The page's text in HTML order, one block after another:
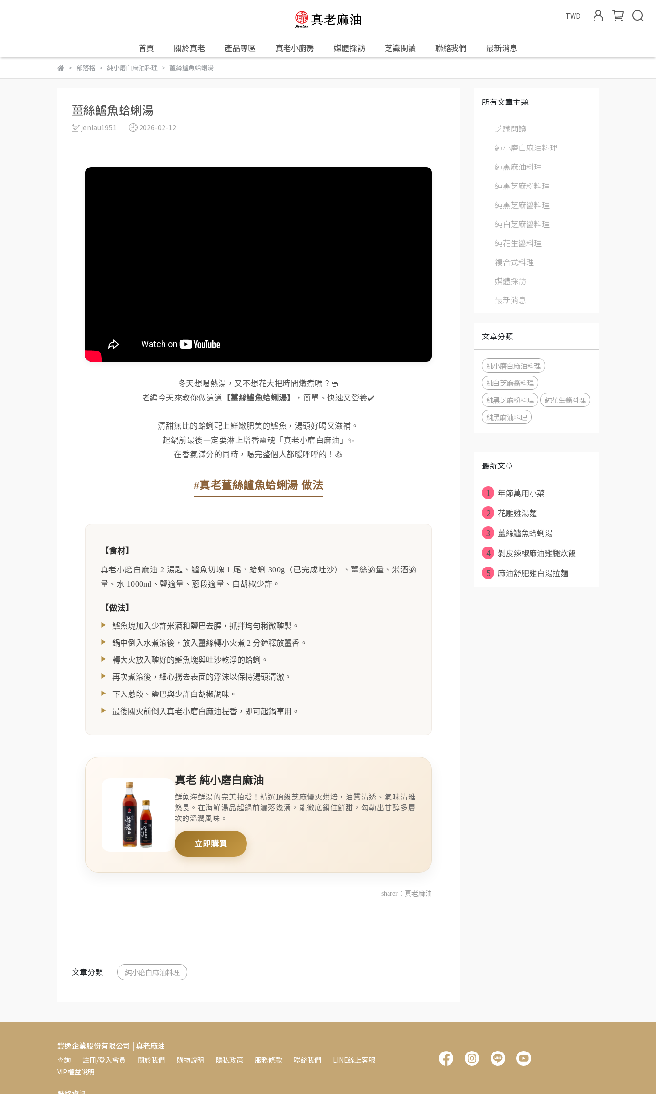
TWD
首頁 關於真老 產品專區 真老小廚房 媒體採訪 芝識閱讀 聯絡我們 最新消息
部落格 純小磨白麻油料理 薑絲鱸魚蛤蜊湯
薑絲鱸魚蛤蜊湯
jenlau1951 2026-02-12
冬天想喝熱湯，又不想花大把時間燉煮嗎？🥣
老編今天來教你做這道 【薑絲鱸魚蛤蜊湯】 ，簡單、快速又營養✔️
清甜無比的蛤蜊配上鮮嫩肥美的鱸魚，湯頭好喝又滋補。
起鍋前最後一定要淋上增香靈魂「真老小磨白麻油」✨
在香氣滿分的同時，喝完整個人都暖呼呼的！♨
#真老薑絲鱸魚蛤蜊湯 做法
【食材】
真老小磨白麻油 2 湯匙、鱸魚切塊 1 尾、蛤蜊 300g（已完成吐沙）、薑絲適量、米酒適
量、水 1000ml、鹽適量、蔥段適量、白胡椒少許。
【做法】
鱸魚塊加入少許米酒和鹽巴去腥，抓拌均勻稍微醃製。
鍋中倒入水煮滾後，放入薑絲轉小火煮 2 分鐘釋放薑香。
轉大火放入醃好的鱸魚塊與吐沙乾淨的蛤蜊。
再次煮滾後，細心撈去表面的浮沫以保持湯頭清澈。
下入蔥段、鹽巴與少許白胡椒調味。
最後關火前倒入真老小磨白麻油提香，即可起鍋享用。
真老 純小磨白麻油
鮮魚海鮮湯的完美拍檔！精選頂級芝麻慢火烘焙，油質清透、氣味清雅
悠長。在海鮮湯品起鍋前灑落幾滴，能徹底鎖住鮮甜，勾勒出甘醇多層
次的溫潤風味。
立即購買
sharer：真老麻油
文章分類 純小磨白麻油料理
所有文章主題
芝識閱讀
純小磨白麻油料理
純黑麻油料理
純黑芝麻粉料理
純黑芝麻醬料理
純白芝麻醬料理
純花生醬料理
複合式料理
媒體採訪
最新消息
文章分類
純小磨白麻油料理
純白芝麻醬料理
純黑芝麻粉料理
純花生醬料理
純黑麻油料理
最新文章
1
年節萬用小菜
2
花雕雞湯麵
3
薑絲鱸魚蛤蜊湯
4
剝皮辣椒麻油雞腿炊飯
5
麻油舒肥雞白湯拉麵
鎧逸企業股份有限公司 | 真老麻油
查詢 註冊/登入會員 關於我們 購物說明 隱私政策 服務條款 聯絡我們
LINE線上客服
VIP權益說明